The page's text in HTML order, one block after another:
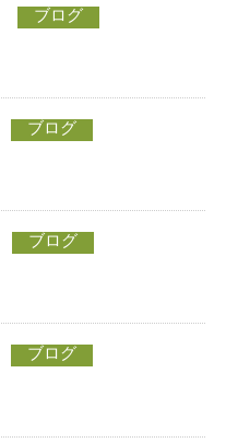
ブログ
ブログ
ブログ
ブログ